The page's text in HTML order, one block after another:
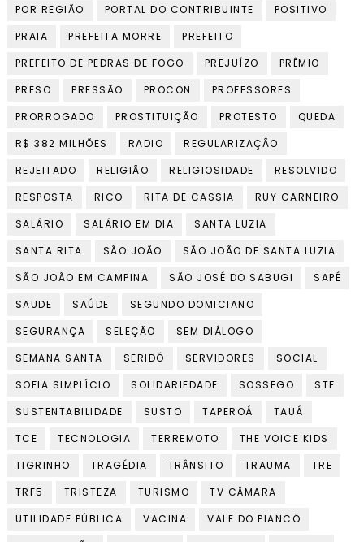
POR REGIÃO
PORTAL DO CONTRIBUINTE
POSITIVO
PRAIA
PREFEITA MORRE
PREFEITO
PREFEITO DE PEDRAS DE FOGO
PREJUÍZO
PRÊMIO
PRESO
PRESSÃO PROCON
PROFESSORES
PRORROGADO
PROSTITUIÇÃO PROTESTO
QUEDA
R$ 382 MILHÕES
RADIO
REGULARIZAÇÃO
REJEITADO
RELIGIÃO RELIGIOSIDADE
RESOLVIDO
RESPOSTA
RICO RITA DE CASSIA
RUY CARNEIRO
SALÁRIO
SALÁRIO EM DIA
SANTA LUZIA
SANTA RITA
SÃO JOÃO
SÃO JOÃO DE SANTA LUZIA
SÃO JOÃO EM CAMPINA
SÃO JOSÉ DO SABUGI
SAPÉ
SAUDE
SAÚDE
SEGUNDO DOMICIANO
SEGURANÇA
SELEÇÃO
SEM DIÁLOGO
SEMANA SANTA
SERIDÓ SERVIDORES
SOCIAL
SOFIA SIMPLÍCIO
SOLIDARIEDADE SOSSEGO
STF
SUSTENTABILIDADE
SUSTO TAPEROÁ
TAUÁ
TCE
TECNOLOGIA TERREMOTO
THE VOICE KIDS
TIGRINHO
TRAGÉDIA TRÂNSITO TRAUMA
TRE
TRF5
TRISTEZA TURISMO
TV CÂMARA
UTILIDADE PÚBLICA
VACINA
VALE DO PIANCÓ